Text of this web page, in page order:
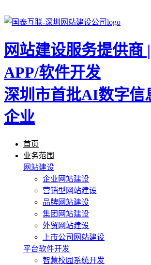
网站建设服务提供商
APP/软件开发
深圳市首批AI数字信
企业
首页
业务范围
网站建设
企业网站建设
营销型网站建设
品牌网站建设
集团网站建设
外贸网站建设
上市公司网站建设
平台软件开发
智慧校园系统开发